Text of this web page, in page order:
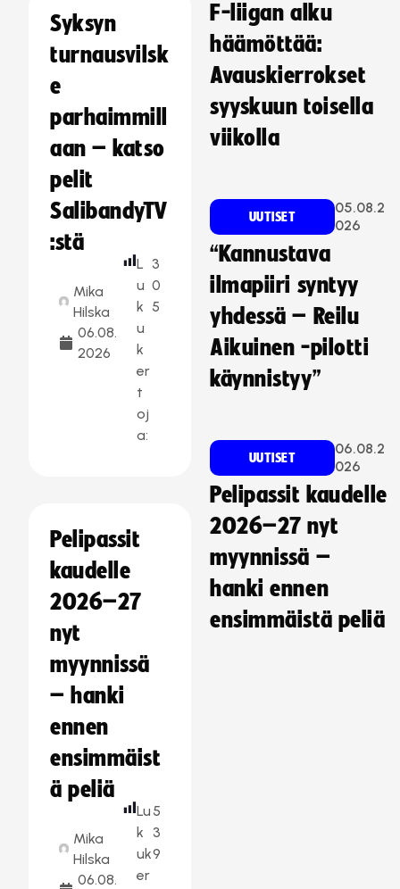
Syksyn
turnausvilsk
e
parhaimmill
aan – katso
pelit
SalibandyTV
:stä
Mika
Hilska
06.08.
2026
L
u
k
u
k
er
t
oj
a:
3
0
5
Pelipassit
kaudelle
2026–27
nyt
myynnissä
– hanki
ennen
ensimmäist
ä peliä
Mika
Hilska
06.08.
Lu
k
uk
er
5
3
9
F-liigan alku
häämöttää:
Avauskierrokset
syyskuun toisella
viikolla
UUTISET
05.08.2
026
“Kannustava
ilmapiiri syntyy
yhdessä – Reilu
Aikuinen -pilotti
käynnistyy”
UUTISET
06.08.2
026
Pelipassit kaudelle
2026–27 nyt
myynnissä –
hanki ennen
ensimmäistä peliä